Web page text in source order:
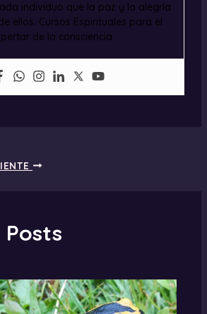
individuo que la paz y la alegría
ellos. Cursos Espirituales para el
de la consciencia.